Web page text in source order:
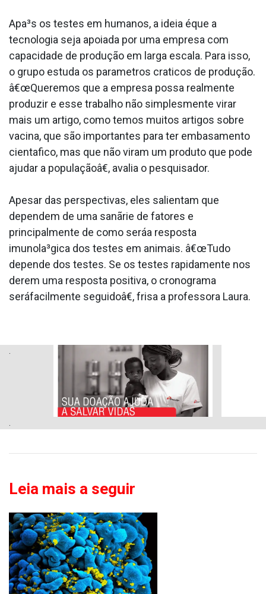
Apa³s os testes em humanos, a ideia éque a
tecnologia seja apoiada por uma empresa com
capacidade de produção em larga escala. Para isso,
o grupo estuda os parametros cra­ticos de produção.
â€œQueremos que a empresa possa realmente
produzir e esse trabalho não simplesmente virar
mais um artigo, como temos muitos artigos sobre
vacina, que são importantes para ter embasamento
cienta­fico, mas que não viram um produto que pode
ajudar a populaçãoâ€, avalia o pesquisador.
Apesar das perspectivas, eles salientam que
dependem de uma sanãrie de fatores e
principalmente de como seráa resposta
imunola³gica dos testes em animais. â€œTudo
depende dos testes. Se os testes rapidamente nos
derem uma resposta positiva, o cronograma
seráfacilmente seguidoâ€, frisa a professora Laura.
Leia mais a seguir